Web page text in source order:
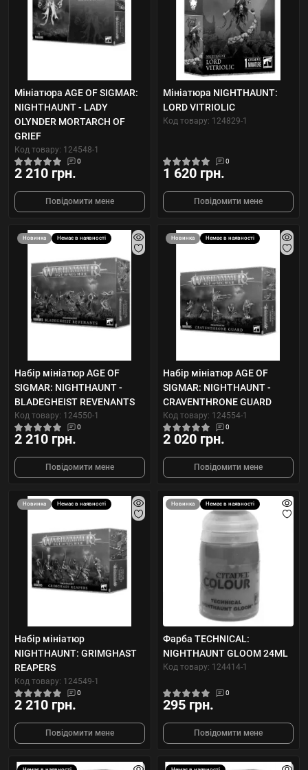
Мініатюра AGE OF SIGMAR:
NIGHTHAUNT - LADY
OLYNDER MORTARCH OF
GRIEF
Код товару: 124548-1
0
2 210 грн.
Повідомити мене
Мініатюра NIGHTHAUNT:
LORD VITRIOLIC
Код товару: 124829-1
0
1 620 грн.
Повідомити мене
Новинка Немає в наявності
Набір мініатюр AGE OF
SIGMAR: NIGHTHAUNT -
BLADEGHEIST REVENANTS
Код товару: 124550-1
0
2 210 грн.
Повідомити мене
Новинка Немає в наявності
Набір мініатюр AGE OF
SIGMAR: NIGHTHAUNT -
CRAVENTHRONE GUARD
Код товару: 124554-1
0
2 020 грн.
Повідомити мене
Новинка Немає в наявності
Набір мініатюр
NIGHTHAUNT: GRIMGHAST
REAPERS
Код товару: 124549-1
0
2 210 грн.
Повідомити мене
Новинка Немає в наявності
Фарба TECHNICAL:
NIGHTHAUNT GLOOM 24ML
Код товару: 124414-1
0
295 грн.
Повідомити мене